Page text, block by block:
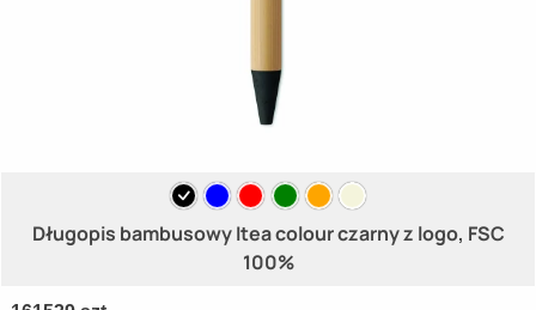
Długopis bambusowy Itea colour czarny z logo, FSC
100%